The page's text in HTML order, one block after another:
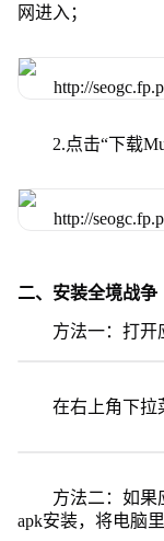
网进入；
2.点击“下载
二、安装全境战争
方法一：打开
在右上角下拉
方法二：如果
apk安装，将电脑